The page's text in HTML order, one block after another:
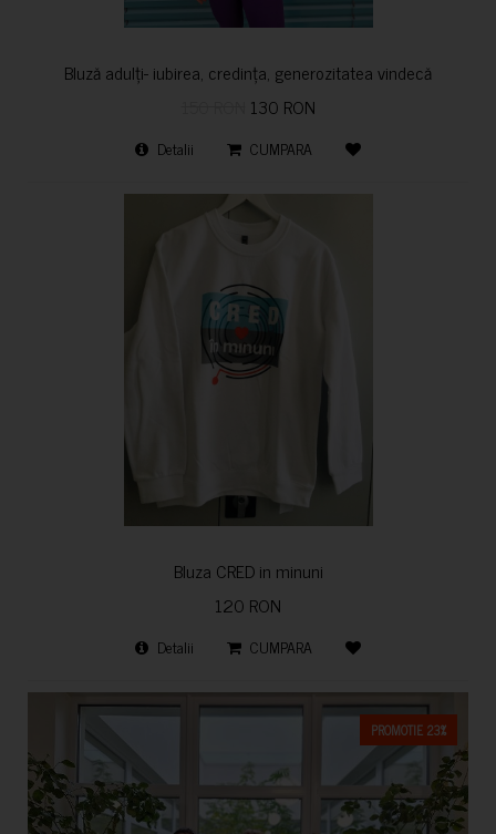
Bluză adulți- iubirea, credința, generozitatea vindecă
130 RON
Detalii CUMPARA
Bluza CRED in minuni
120 RON
Detalii CUMPARA
PROMOTIE 23%